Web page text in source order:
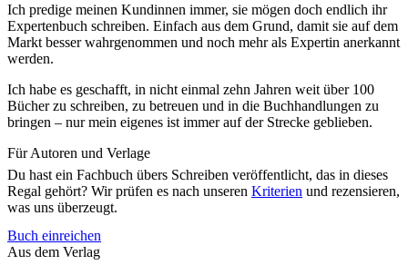
Ich predige meinen Kundinnen immer, sie mögen doch endlich ihr
Expertenbuch schreiben. Einfach aus dem Grund, damit sie auf dem
Markt besser wahrgenommen und noch mehr als Expertin anerkannt
werden.
Ich habe es geschafft, in nicht einmal zehn Jahren weit über 100
Bücher zu schreiben, zu betreuen und in die Buchhandlungen zu
bringen – nur mein eigenes ist immer auf der Strecke geblieben.
Für Autoren und Verlage
Du hast ein Fachbuch übers Schreiben veröffentlicht, das in dieses
Regal gehört? Wir prüfen es nach unseren Kriterien und rezensieren,
was uns überzeugt.
Buch einreichen
Aus dem Verlag